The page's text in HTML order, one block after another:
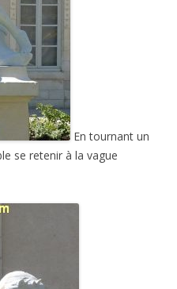
En tournant un
se retenir à la vague